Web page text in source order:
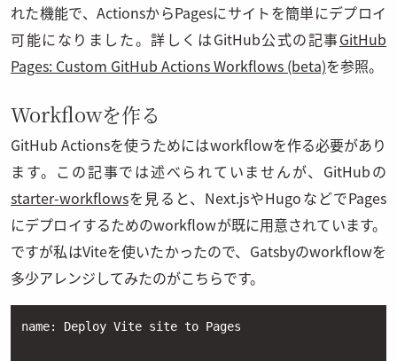
れた機能で、ActionsからPagesにサイトを簡単にデプロイ
可能になりました。詳しくはGitHub公式の記事GitHub
Pages: Custom GitHub Actions Workflows (beta)を参照。
Workflowを作る
GitHub Actionsを使うためにはworkflowを作る必要があり
ます。この記事では述べられていませんが、GitHubの
starter-workflowsを見ると、Next.jsやHugoなどでPages
にデプロイするためのworkflowが既に用意されています。
ですが私はViteを使いたかったので、Gatsbyのworkflowを
多少アレンジしてみたのがこちらです。
name: Deploy Vite site to Pages